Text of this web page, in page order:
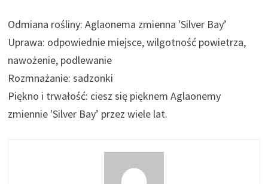
Odmiana rośliny: Aglaonema zmienna 'Silver Bay’
Uprawa: odpowiednie miejsce, wilgotność powietrza,
nawożenie, podlewanie
Rozmnażanie: sadzonki
Piękno i trwałość: ciesz się pięknem Aglaonemy
zmiennie 'Silver Bay’ przez wiele lat.